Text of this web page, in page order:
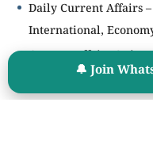
🔔 Join
Daily Current Affairs
International,
International,